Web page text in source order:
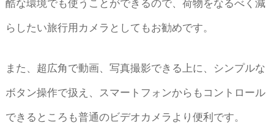
酷な環境でも使うことができるので、荷物をなるべく減
らしたい旅行用カメラとしてもお勧めです。
また、超広角で動画、写真撮影できる上に、シンプルな
ボタン操作で扱え、スマートフォンからもコントロール
できるところも普通のビデオカメラより便利です。